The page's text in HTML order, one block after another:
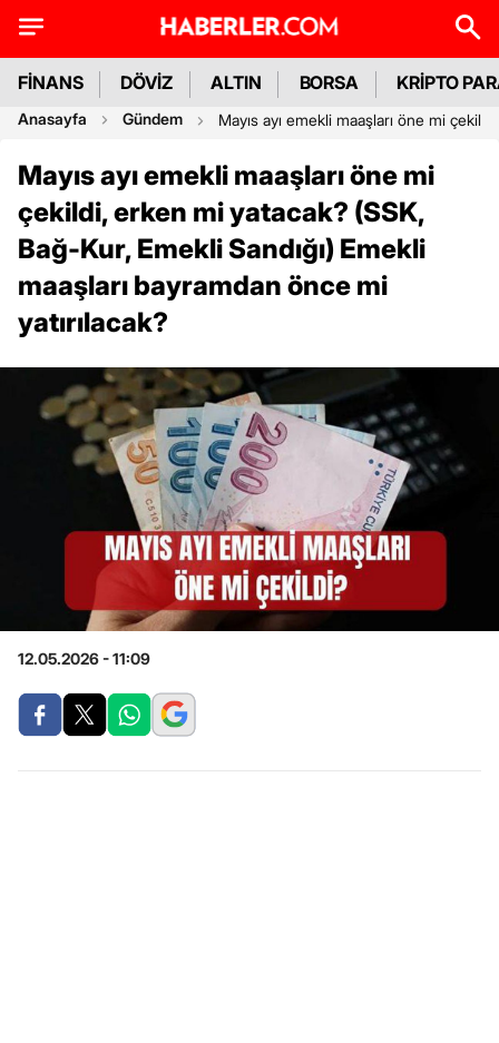
FİNANS DÖVİZ ALTIN BORSA KRİPTO
Anasayfa Gündem Mayıs ayı emekli maaşları öne mi
Mayıs ayı emekli maaşları öne mi
çekildi, erken mi yatacak? (SSK,
Bağ-Kur, Emekli Sandığı) Emekli
maaşları bayramdan önce mi
yatırılacak?
12.05.2026 - 11:09